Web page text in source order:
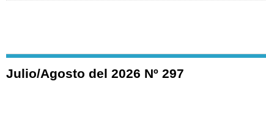
Julio/Agosto del 2026 Nº 297